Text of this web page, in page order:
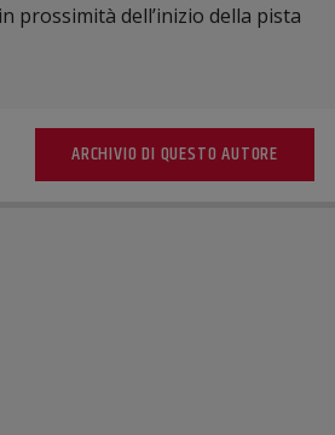
prossimità dell’inizio della pista
ARCHIVIO DI QUESTO AUTORE